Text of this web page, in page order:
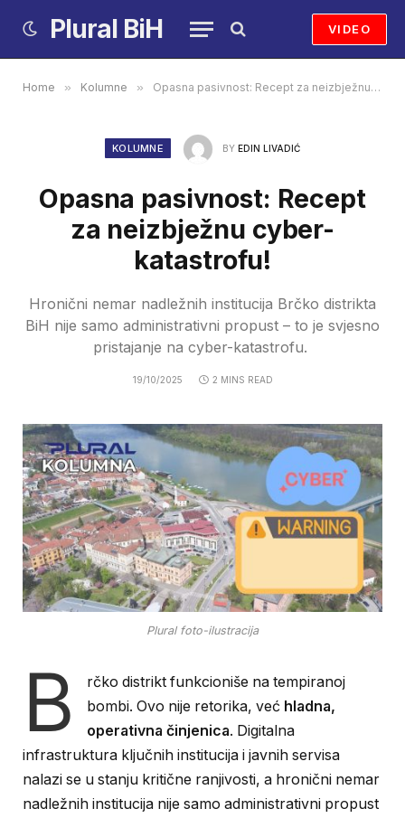
Plural BiH VIDEO
Home » Kolumne » Opasna pasivnost: Recept za neizbježnu cyber-katastrofu!
KOLUMNE BY EDIN LIVADIĆ
Opasna pasivnost: Recept
za neizbježnu cyber-
katastrofu!
Hronični nemar nadležnih institucija Brčko distrikta
BiH nije samo administrativni propust – to je svjesno
pristajanje na cyber-katastrofu.
19/10/2025 2 MINS READ
Plural foto-ilustracija
B
rčko distrikt funkcioniše na tempiranoj
bombi. Ovo nije retorika, već hladna,
operativna činjenica. Digitalna
infrastruktura ključnih institucija i javnih servisa
nalazi se u stanju kritične ranjivosti, a hronični nemar
nadležnih institucija nije samo administrativni propust